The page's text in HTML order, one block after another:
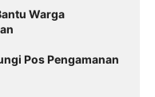
Warga
Pos Pengamanan